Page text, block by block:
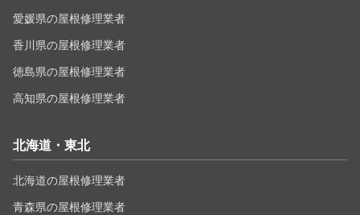
愛媛県の屋根修理業者
香川県の屋根修理業者
徳島県の屋根修理業者
高知県の屋根修理業者
北海道・東北
北海道の屋根修理業者
青森県の屋根修理業者